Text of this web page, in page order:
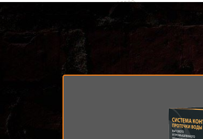
Добавить в корзину
Добавить 1/2
Добавить 1 дюйм